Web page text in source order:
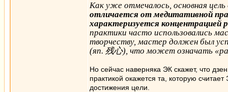
Как уже отмечалось, основная
отличается от медитативной
характеризуется концентрацией
практики часто использовались
творчеству, мастер должен был
(яп. 残心), что может означать
Но сейчас наверняка ЭК скажет, что
практикой окажется та, которую
достижения цели.